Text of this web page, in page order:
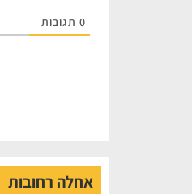
0 תגובות
אחלה רחובות